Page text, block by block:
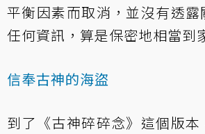
平衡因素而取消，並沒有透露
任何資訊，算是保密地相當到
信奉古神的海盜
到了《古神碎碎念》這個版